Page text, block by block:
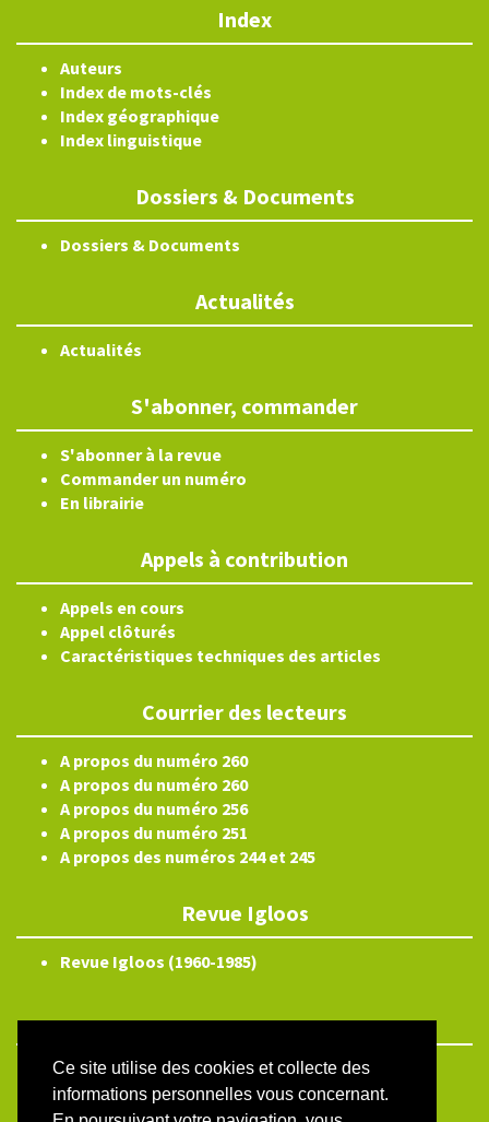
Ce site utilise des cookies et collecte des
informations personnelles vous concernant.
Index
Auteurs
Index de mots-clés
Index géographique
Index linguistique
Dossiers & Documents
Dossiers & Documents
Actualités
Actualités
S'abonner, commander
S'abonner à la revue
Commander un numéro
En librairie
Appels à contribution
Appels en cours
Appel clôturés
Caractéristiques techniques des articles
Courrier des lecteurs
A propos du numéro 260
A propos du numéro 260
A propos du numéro 256
A propos du numéro 251
A propos des numéros 244 et 245
Revue Igloos
Revue Igloos (1960-1985)
ISSN électronique 2804-3359
Plan du site